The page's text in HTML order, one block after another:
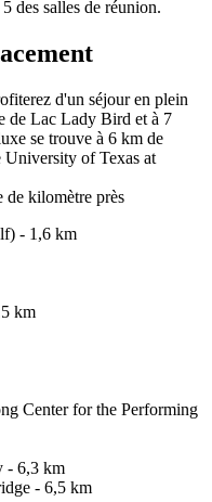
des salles de réunion.
d'un séjour en plein
de Lac Lady Bird et à 7
se trouve à 6 km de
University of Texas at
de kilomètre près
- 1,6 km
km
Center for the Performing
- 6,3 km
- 6,5 km